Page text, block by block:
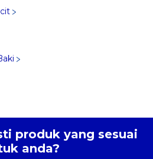
produk yang sesuai
anda?